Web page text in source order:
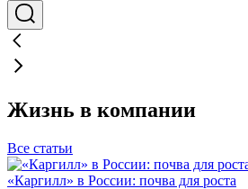
Жизнь в компании
Все статьи
«Каргилл» в России: почва для роста